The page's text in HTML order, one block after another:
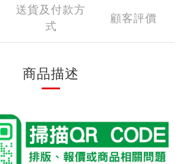
送貨及付款方
式
顧客評價
商品描述